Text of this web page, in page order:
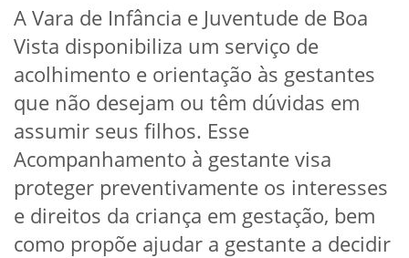
A Vara de Infância e Juventude de Boa
Vista disponibiliza um serviço de
acolhimento e orientação às gestantes
que não desejam ou têm dúvidas em
assumir seus filhos. Esse
Acompanhamento à gestante visa
proteger preventivamente os interesses
e direitos da criança em gestação, bem
como propõe ajudar a gestante a decidir